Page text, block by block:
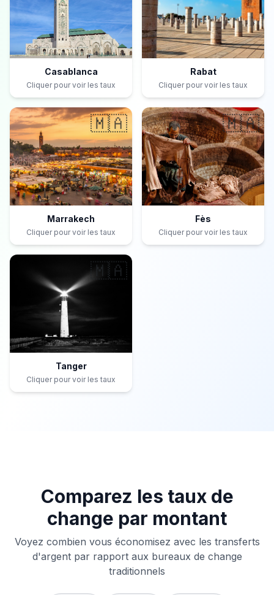
Casablanca
Cliquer pour voir les taux
Rabat
Cliquer pour voir les taux
🇲🇦
Marrakech
Cliquer pour voir les taux
🇲🇦
Fès
Cliquer pour voir les taux
🇲🇦
Tanger
Cliquer pour voir les taux
Comparez les taux de
change par montant
Voyez combien vous économisez avec les transferts
d'argent par rapport aux bureaux de change
traditionnels